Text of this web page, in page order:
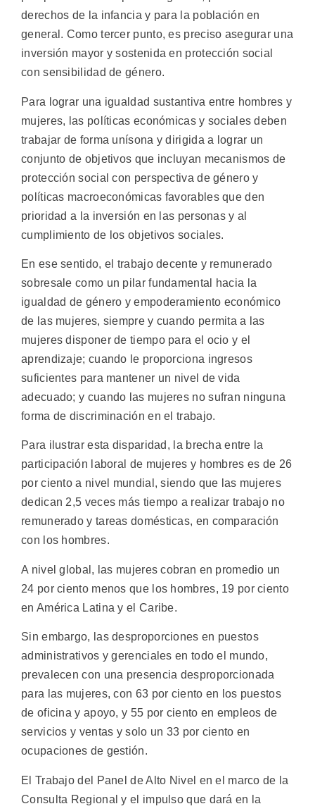
derechos de la infancia y para la población en
general. Como tercer punto, es preciso asegurar una
inversión mayor y sostenida en protección social
con sensibilidad de género.
Para lograr una igualdad sustantiva entre hombres y
mujeres, las políticas económicas y sociales deben
trabajar de forma unísona y dirigida a lograr un
conjunto de objetivos que incluyan mecanismos de
protección social con perspectiva de género y
políticas macroeconómicas favorables que den
prioridad a la inversión en las personas y al
cumplimiento de los objetivos sociales.
En ese sentido, el trabajo decente y remunerado
sobresale como un pilar fundamental hacia la
igualdad de género y empoderamiento económico
de las mujeres, siempre y cuando permita a las
mujeres disponer de tiempo para el ocio y el
aprendizaje; cuando le proporciona ingresos
suficientes para mantener un nivel de vida
adecuado; y cuando las mujeres no sufran ninguna
forma de discriminación en el trabajo.
Para ilustrar esta disparidad, la brecha entre la
participación laboral de mujeres y hombres es de 26
por ciento a nivel mundial, siendo que las mujeres
dedican 2,5 veces más tiempo a realizar trabajo no
remunerado y tareas domésticas, en comparación
con los hombres.
A nivel global, las mujeres cobran en promedio un
24 por ciento menos que los hombres, 19 por ciento
en América Latina y el Caribe.
Sin embargo, las desproporciones en puestos
administrativos y gerenciales en todo el mundo,
prevalecen con una presencia desproporcionada
para las mujeres, con 63 por ciento en los puestos
de oficina y apoyo, y 55 por ciento en empleos de
servicios y ventas y solo un 33 por ciento en
ocupaciones de gestión.
El Trabajo del Panel de Alto Nivel en el marco de la
Consulta Regional y el impulso que dará en la